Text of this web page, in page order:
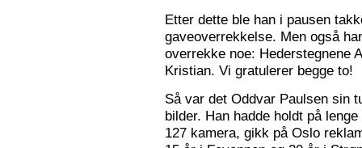
Etter dette ble han i pausen
gaveoverrekkelse. Men også
overrekke noe: Hederstegnene
Kristian. Vi gratulerer begge to!
Så var det Oddvar Paulsen sin
bilder. Han hadde holdt på
127 kamera, gikk på Oslo